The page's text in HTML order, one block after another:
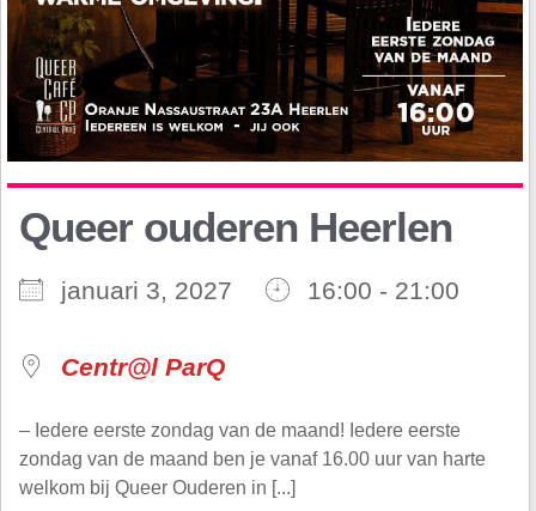
Queer ouderen Heerlen
januari 3, 2027 16:00 - 21:00
Centr@l ParQ
– Iedere eerste zondag van de maand! Iedere eerste
zondag van de maand ben je vanaf 16.00 uur van harte
welkom bij Queer Ouderen in [...]